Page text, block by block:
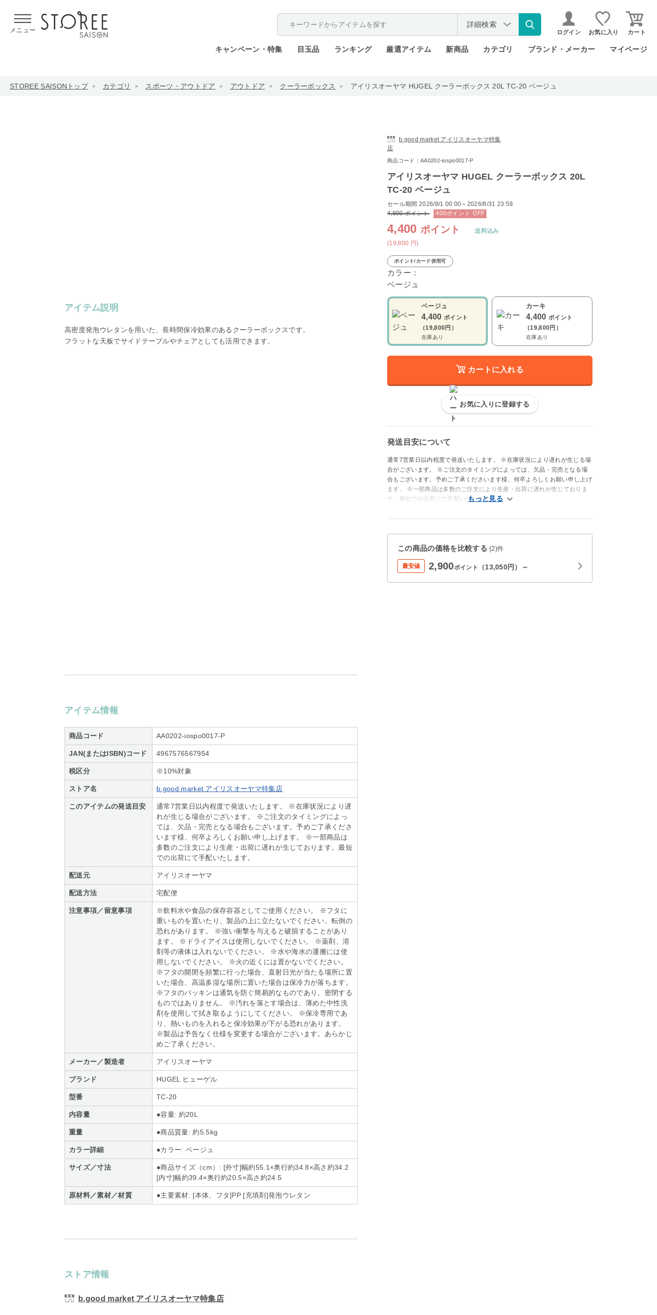
メニュー
詳細検索
ログイン お気に入り カート
キャンペーン・特集 目玉品 ランキング 厳選アイテム 新商品 カテゴリ ブランド・メーカー マイページ
STOREE SAISONトップ カテゴリ スポーツ・アウトドア アウトドア クーラーボックス アイリスオーヤマ HUGEL クーラーボックス 20L TC-20 ベージュ
アイテム説明
高密度発泡ウレタンを用いた、長時間保冷効果のあるクーラーボックスです。
フラットな天板でサイドテーブルやチェアとしても活用できます。
アイテム情報
商品コード AA0202-iospo0017-P
JAN(またはISBN)コード 4967576567954
税区分 ※10%対象
ストア名 b.good market アイリスオーヤマ特集店
このアイテムの発送目安
通常7営業日以内程度で発送いたします。 ※在庫状況により遅
れが生じる場合がございます。 ※ご注文のタイミングによっ
ては、欠品・完売となる場合もございます。予めご了承くださ
います様、何卒よろしくお願い申し上げます。 ※一部商品は
多数のご注文により生産・出荷に遅れが生じております。最短
での出荷にて手配いたします。
配送元 アイリスオーヤマ
配送方法 宅配便
注意事項／留意事項
※飲料水や食品の保存容器としてご使用ください。 ※フタに
重いものを置いたり、製品の上に立たないでください。転倒の
恐れがあります。 ※強い衝撃を与えると破損することがあり
ます。 ※ドライアイスは使用しないでください。 ※薬剤、溶
剤等の液体は入れないでください。 ※水や海水の運搬には使
用しないでください。 ※火の近くには置かないでください。
※フタの開閉を頻繁に行った場合、直射日光が当たる場所に置
いた場合、高温多湿な場所に置いた場合は保冷力が落ちます。
※フタのパッキンは通気を防ぐ簡易的なものであり、密閉する
ものではありません。 ※汚れを落とす場合は、薄めた中性洗
剤を使用して拭き取るようにしてください。 ※保冷専用であ
り、熱いものを入れると保冷効果が下がる恐れがあります。
※製品は予告なく仕様を変更する場合がございます。あらかじ
めご了承ください。
メーカー／製造者 アイリスオーヤマ
ブランド HUGEL ヒューゲル
型番 TC-20
内容量 ●容量: 約20L
重量 ●商品質量: 約5.5kg
カラー詳細 ●カラー: ベージュ
サイズ／寸法
●商品サイズ（cm）: [外寸]幅約55.1×奥行約34.8×高さ約34.2
[内寸]幅約39.4×奥行約20.5×高さ約24.5
原材料／素材／材質 ●主要素材: [本体、フタ]PP [充填剤]発泡ウレタン
ストア情報
b.good market アイリスオーヤマ特集店
b.good market アイリスオーヤマ特集
店
商品コード：AA0202-iospo0017-P
アイリスオーヤマ HUGEL クーラーボックス 20L
TC-20 ベージュ
セール期間 2026/8/1 00:00～2026/8/31 23:59
4,800ポイント 400ポイント OFF
4,400 ポイント
(19,800 円)
送料込み
ポイント/カード併用可
カラー：
ベージュ
ベージュ
4,400 ポイント
（19,800円）
在庫あり
カーキ
4,400 ポイント
（19,800円）
在庫あり
カートに入れる
お気に入りに登録する
発送目安について
通常7営業日以内程度で発送いたします。 ※在庫状況により遅れが生じる場
合がございます。 ※ご注文のタイミングによっては、欠品・完売となる場
合もございます。予めご了承くださいます様、何卒よろしくお願い申し上げ
ます。 ※一部商品は多数のご注文により生産・出荷に遅れが生じておりま
す。最短での出荷にて手配いたします。
この商品の価格を比較する(2)件
最安値 2,900ポイント （13,050円）～